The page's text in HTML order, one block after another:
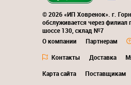
© 2026 «ИП Ховренок». г.
обслуживается через филиал
шоссе 130, склад №7
О компании
Партнерам
Контакты
Доставка
Карта сайта
Поставщикам